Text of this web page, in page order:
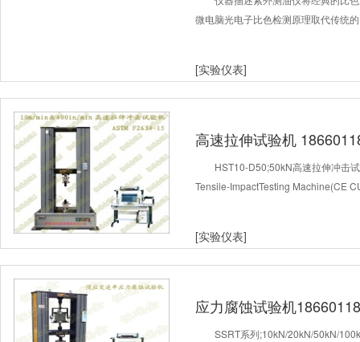
微电脑光电子比色检测原理取代传统
[实验仪表]
高速拉伸试验机
HST10-D50;50kN高速拉伸冲击
Tensile-ImpactTesting Machine(CE
[实验仪表]
应力腐蚀试验机
SSRT系列;10kN/20kN/50kN/